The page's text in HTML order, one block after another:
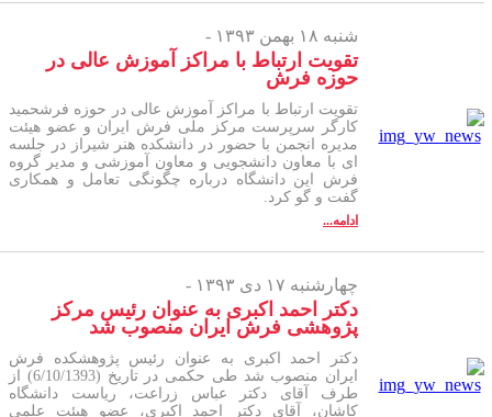
شنبه ۱۸ بهمن ۱۳۹۳ -
تقویت ارتباط با مراکز آموزش عالی در
حوزه فرش
تقویت ارتباط با مراکز آموزش عالی در حوزه فرشحمید
کارگر سرپرست مرکز ملی فرش ایران و عضو هیئت
مدیره انجمن با حضور در دانشکده هنر شیراز در جلسه
ای با معاون دانشجویی و معاون آموزشی و مدیر گروه
فرش این دانشگاه درباره چگونگی تعامل و همکاری
گفت و گو کرد.
ادامه...
چهارشنبه ۱۷ دی ۱۳۹۳ -
دکتر احمد اکبری به عنوان رئیس مرکز
پژوهشی فرش ایران منصوب شد
دکتر احمد اکبری به عنوان رئیس پژوهشکده فرش
ایران منصوب شد طی حکمی در تاریخ (6/10/1393) از
طرف آقای دکتر عباس زراعت، ریاست دانشگاه
کاشان، آقای دکتر احمد اکبری، عضو هیئت علمی